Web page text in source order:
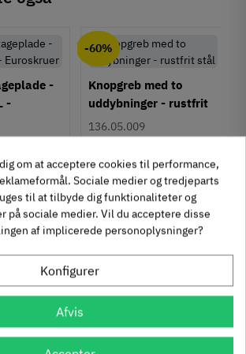
-
-
-60%
Knopgreb med to
uddybninger - rustfrit
stål
136.05.009
-60%
5 76 Inkl. moms
1131 stk på lager
om at acceptere cookies til performance,
Sociale medier og tredjeparts
til at tilbyde dig funktionaliteter og
på sociale medier. Vil du acceptere disse
af implicerede personoplysninger?
Konfigurer
Afvis